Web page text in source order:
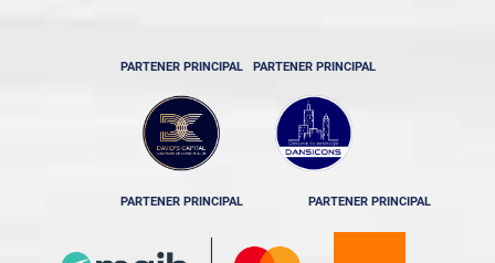
PARTENER PRINCIPAL PARTENER PRINCIPAL
PARTENER PRINCIPAL PARTENER PRINCIPAL